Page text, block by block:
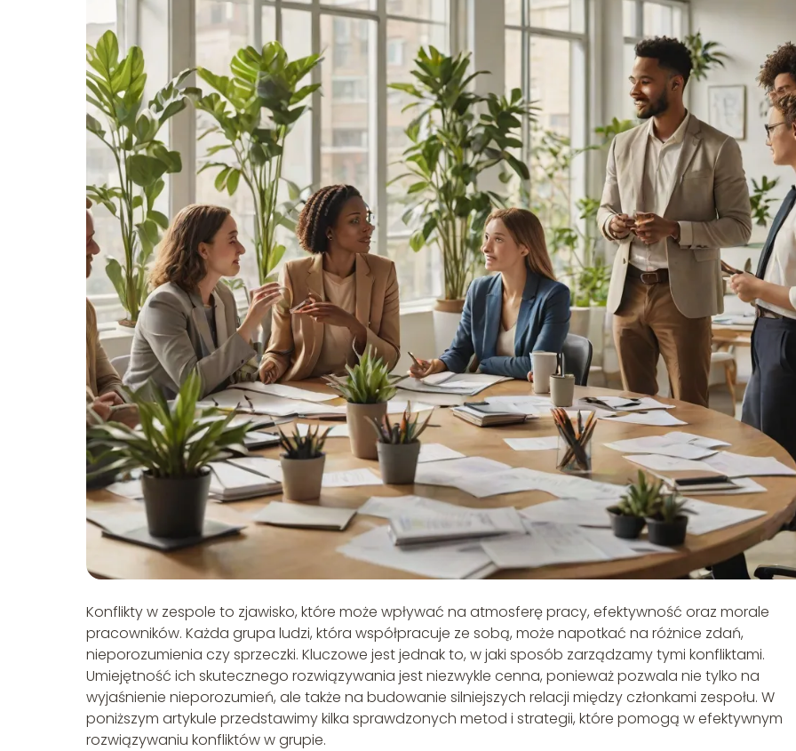
Konflikty w zespole to zjawisko, które może wpływać na atmosferę pracy, efektywność oraz morale
pracowników. Każda grupa ludzi, która współpracuje ze sobą, może napotkać na różnice zdań,
nieporozumienia czy sprzeczki. Kluczowe jest jednak to, w jaki sposób zarządzamy tymi konfliktami.
Umiejętność ich skutecznego rozwiązywania jest niezwykle cenna, ponieważ pozwala nie tylko na
wyjaśnienie nieporozumień, ale także na budowanie silniejszych relacji między członkami zespołu. W
poniższym artykule przedstawimy kilka sprawdzonych metod i strategii, które pomogą w efektywnym
rozwiązywaniu konfliktów w grupie.